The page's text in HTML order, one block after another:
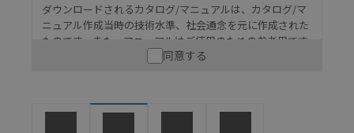
ダウンロードされるカタログ/マニュアルは、カタログ/マ
ニュアル作成当時の技術水準、社会通念を元に作成された
ものです。また、マニュアルはご使用のための参考用です
ので、ご使用にあたっての安全性については十分にご配慮
うな用途に使用される場合には、システム全体として
同意する